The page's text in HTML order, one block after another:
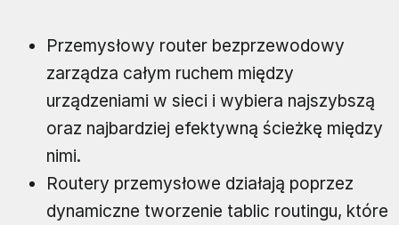
Przemysłowy router bezprzewodowy
zarządza całym ruchem między
urządzeniami w sieci i wybiera najszybszą
oraz najbardziej efektywną ścieżkę między
nimi.
Routery przemysłowe działają poprzez
dynamiczne tworzenie tablic routingu, które